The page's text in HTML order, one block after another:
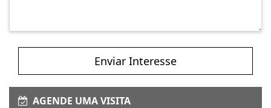
Enviar Interesse
AGENDE UMA VISITA